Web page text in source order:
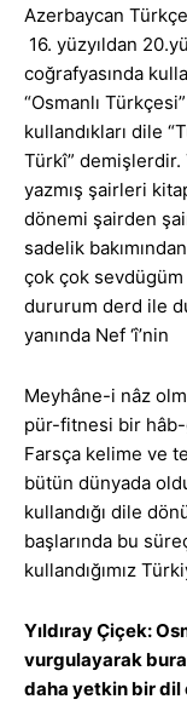
Azerbaycan
16. yüzyıldan
coğrafyasında
“Osmanlı
kullandıkları dile
Türkî” demişlerdir.
yazmış şairleri
dönemi şairden
sadelik
çok çok
dururum derd ile
yanında Nef ‘î’nin
Meyhâne-i nâz
pür-fitnesi bir
Farsça kelime ve
bütün dünyada
kullandığı dile
başlarında bu
kullandığımız
Yıldıray Çiçek:
vurgulayarak
daha yetkin bir